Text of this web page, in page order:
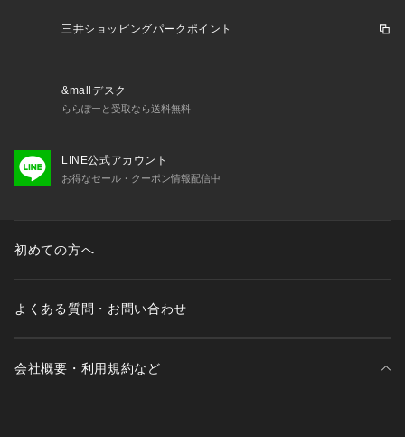
三井ショッピングパークポイント
&mallデスク
ららぽーと受取なら送料無料
LINE公式アカウント
お得なセール・クーポン情報配信中
初めての方へ
よくある質問・お問い合わせ
会社概要・利用規約など